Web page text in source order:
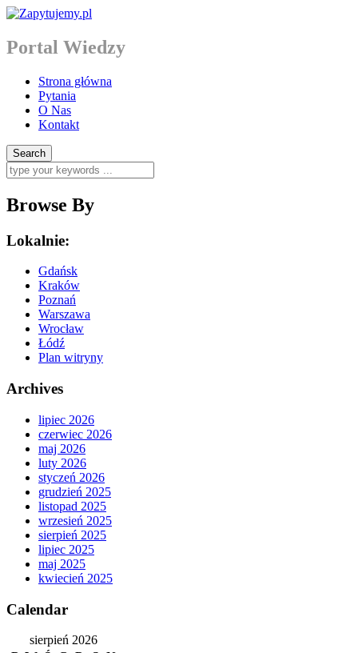
Portal Wiedzy
Strona główna
Pytania
O Nas
Kontakt
Browse By
Lokalnie:
Gdańsk
Kraków
Poznań
Warszawa
Wrocław
Łódź
Plan witryny
Archives
lipiec 2026
czerwiec 2026
maj 2026
luty 2026
styczeń 2026
grudzień 2025
listopad 2025
wrzesień 2025
sierpień 2025
lipiec 2025
maj 2025
kwiecień 2025
Calendar
sierpień 2026